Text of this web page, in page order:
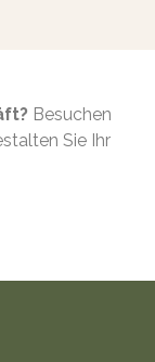
Besuchen
Sie Ihr